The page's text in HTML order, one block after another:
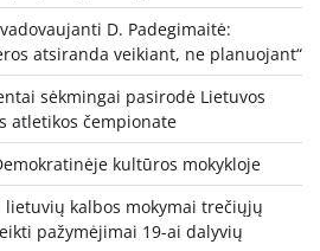
D. Padegimaitė:
atsiranda veikiant, ne planuojant“
sėkmingai pasirodė Lietuvos
atletikos čempionate
kultūros mokykloje
kalbos mokymai trečiųjų
pažymėjimai 19-ai dalyvių